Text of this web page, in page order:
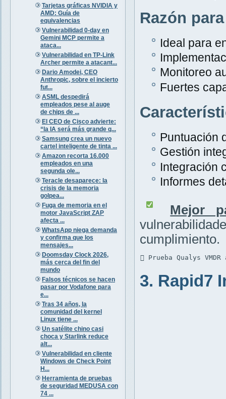
Tarjetas gráficas NVIDIA y
AMD: Guía de
equivalencias
Vulnerabilidad 0-day en
Gemini MCP permite a
ataca...
Vulnerabilidad en TP-Link
Archer permite a atacant...
Dario Amodei, CEO
Anthropic, sobre el incierto
fut...
ASML despedirá
empleados pese al auge
de chips de ...
El CEO de Cisco advierte:
“la IA será más grande q...
Samsung crea un nuevo
cartel inteligente de tinta ...
Amazon recorta 16.000
empleados en una
segunda ole...
Teracle desaparece: la
crisis de la memoria
golpea...
Fuga de memoria en el
motor JavaScript ZAP
afecta ...
WhatsApp niega demanda
y confirma que los
mensajes...
Doomsday Clock 2026,
más cerca del fin del
mundo
Falsos técnicos se hacen
pasar por Vodafone para
e...
Tras 34 años, la
comunidad del kernel
Linux tiene ...
Un satélite chino casi
choca y Starlink reduce
alt...
Vulnerabilidad en cliente
Windows de Check Point
H...
Herramienta de pruebas
de seguridad MEDUSA con
74 ...
Razón
Ideal para
Monitoreo
Fuertes
Puntuación
Gestión
Integración
Informes
Mejor
cumplimiento.
 Prueba Qualys
3. Rapid7